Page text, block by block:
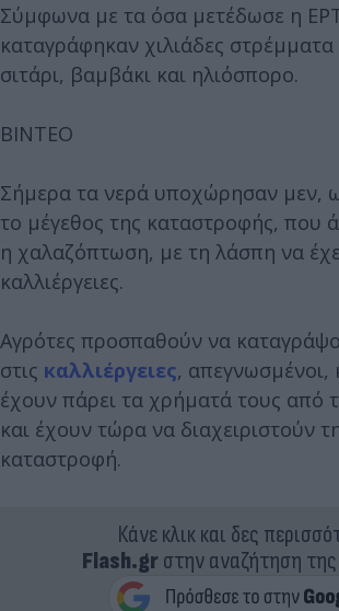
Σύμφωνα με τα όσα μετέδωσε η
καταγράφηκαν χιλιάδες
σιτάρι, βαμβάκι και ηλιόσπορο.
ΒΙΝΤΕΟ
Σήμερα τα νερά υποχώρησαν μεν,
το μέγεθος της καταστροφής, που
η χαλαζόπτωση, με τη λάσπη να
καλλιέργειες.
Αγρότες προσπαθούν να
στις καλλιέργειες, απεγνωσμένοι,
έχουν πάρει τα χρήματά τους από
και έχουν τώρα να διαχειριστούν
καταστροφή.
Κάνε κλικ και δες
Flash.grστην αναζήτηση της